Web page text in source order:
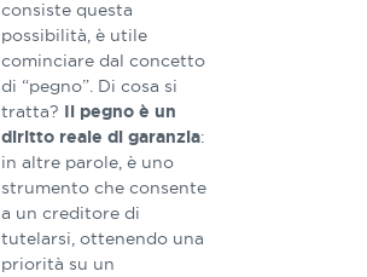
consiste questa
possibilità, è utile
cominciare dal concetto
di “pegno”. Di cosa si
tratta? Il pegno è un
diritto reale di garanzia:
in altre parole, è uno
strumento che consente
a un creditore di
tutelarsi, ottenendo una
priorità su un